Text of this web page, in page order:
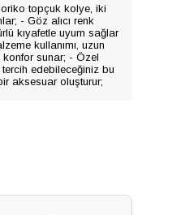
topçuk kolye, iki
- Göz alıcı renk
kıyafetle uyum sağlar
kullanımı, uzun
konfor sunar; - Özel
edebileceğiniz bu
aksesuar oluşturur;